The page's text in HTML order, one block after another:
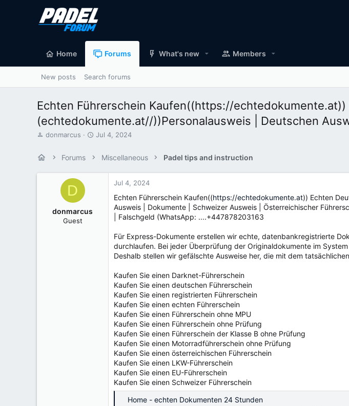
Home Forums What's new Members
New posts Search forums
Echten Führerschein Kaufen((https://
(echtedokumente.at//))Personalausweis | Deutschen
T
donmarcus
S
Jul 4, 2024
Forums Miscellaneous Padel tips and instruction
D
donmarcus
Guest
Jul 4, 2024
Echten Führerschein Kaufen((https://echtedokumente.at)) Echten
Ausweis | Dokumente | Schweizer Ausweis | Österreichischer
| Falschgeld (WhatsApp: ....+447878203163
Für Express-Dokumente erstellen wir echte, datenbankregistrierte
durchlaufen. Bei jeder Überprüfung der Originaldokumente im
Deshalb stellen wir gefälschte Ausweise her, die mit dem
Kaufen Sie einen Darknet-Führerschein
Kaufen Sie einen deutschen Führerschein
Kaufen Sie einen registrierten Führerschein
Kaufen Sie einen echten Führerschein
Kaufen Sie einen Führerschein ohne MPU
Kaufen Sie einen Führerschein ohne Prüfung
Kaufen Sie einen Führerschein der Klasse B ohne Prüfung
Kaufen Sie einen Motorradführerschein ohne Prüfung
Kaufen Sie einen österreichischen Führerschein
Kaufen Sie einen LKW-Führerschein
Kaufen Sie einen EU-Führerschein
Kaufen Sie einen Schweizer Führerschein
Home - echten Dokumenten 24 Stunden